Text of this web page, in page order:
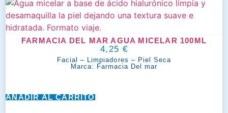
FARMACIA DEL MAR AGUA MICELAR 100ML
4,25 €
Facial – Limpiadores – Piel Seca
Marca: Farmacia Del mar
AÑADIR AL CARRITO